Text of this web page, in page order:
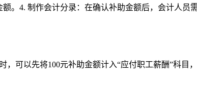
。4. 制作会计分录：在确认补助金额后，会计人员
可以先将100元补助金额计入“应付职工薪酬”科目